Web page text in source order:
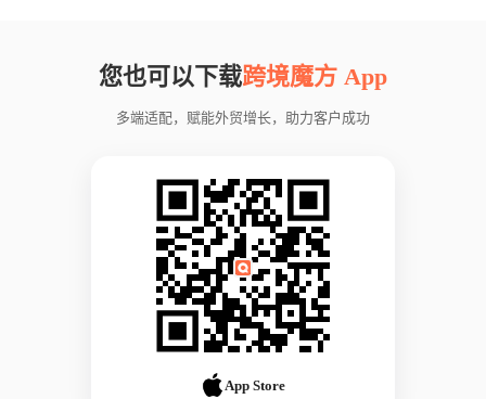
您也可以下载跨境魔方 App
多端适配，赋能外贸增长，助力客户成功
App Store